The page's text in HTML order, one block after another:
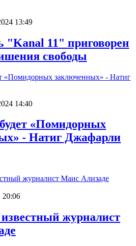
13:49
"Kanal 11" приговорен
свободы
14:40
«Помидорных
- Натиг Джафарли
20:06
журналист